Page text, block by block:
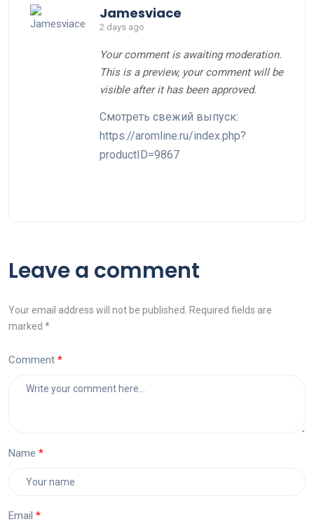
Your comment is awaiting moderation.
This is a preview, your comment will be
visible after it has been approved.
Смотреть свежий выпуск:
https://aromline.ru/index.php?
productID=9867
Jamesviace
2 days ago
Leave a comment
Your email address will not be published. Required fields are
marked *
Comment
Name
Email